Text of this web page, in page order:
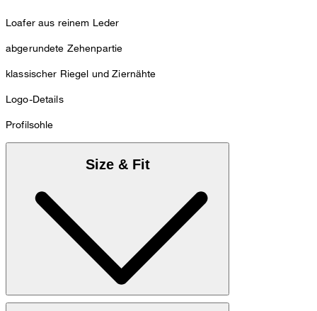
Loafer aus reinem Leder
abgerundete Zehenpartie
klassischer Riegel und Ziernähte
Logo-Details
Profilsohle
Size & Fit